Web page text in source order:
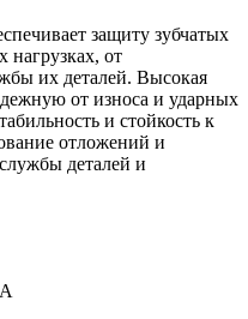
защиту зубчатых
нагрузках, от
их деталей. Высокая
от износа и ударных
и стойкость к
отложений и
деталей и